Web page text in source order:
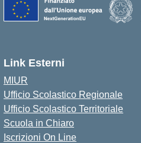
Link Esterni
MIUR
Ufficio Scolastico Regionale
Ufficio Scolastico Territoriale
Scuola in Chiaro
Iscrizioni On Line